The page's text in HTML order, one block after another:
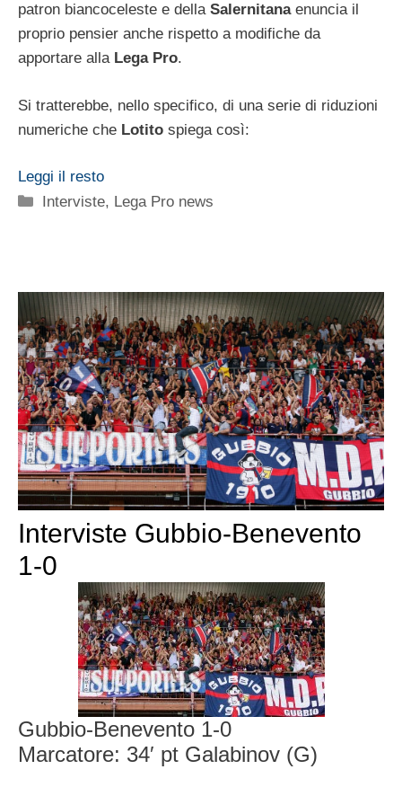
patron biancoceleste e della Salernitanaenuncia il
proprio pensier anche rispetto a modifiche da
apportare allaLega Pro.
Si tratterebbe, nello specifico, di una serie di riduzioni
numeriche che Lotito spiega così:
Leggi il resto
Categorie
Interviste, Lega Pro news
Interviste Gubbio-Benevento
1-0
Gubbio-Benevento 1-0
Marcatore: 34′ pt Galabinov (G)